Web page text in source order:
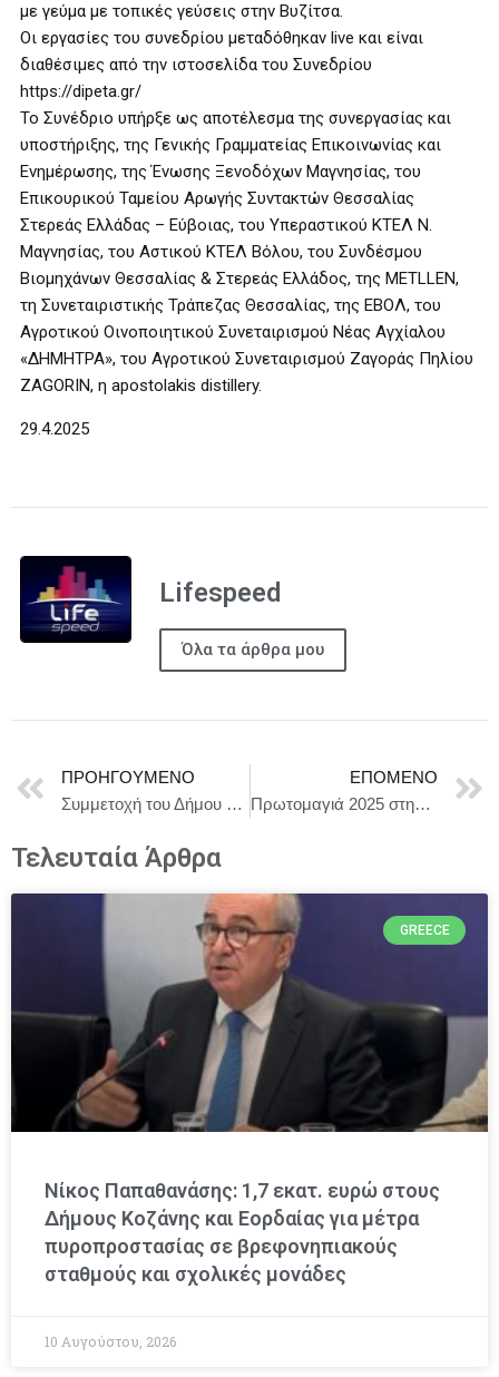
με γεύμα με τοπικές γεύσεις στην Βυζίτσα.
Oι εργασίες του συνεδρίου μεταδόθηκαν live και είναι
διαθέσιμες από την ιστοσελίδα του Συνεδρίου
https://dipeta.gr/
Το Συνέδριο υπήρξε ως αποτέλεσμα της συνεργασίας και
υποστήριξης, της Γενικής Γραμματείας Επικοινωνίας και
Ενημέρωσης, της Ένωσης Ξενοδόχων Μαγνησίας, του
Επικουρικού Ταμείου Αρωγής Συντακτών Θεσσαλίας
Στερεάς Ελλάδας – Εύβοιας, του Υπεραστικού ΚΤΕΛ Ν.
Μαγνησίας, του Αστικού ΚΤΕΛ Βόλου, του Συνδέσμου
Βιομηχάνων Θεσσαλίας & Στερεάς Ελλάδος, της METLLEN,
τη Συνεταιριστικής Τράπεζας Θεσσαλίας, της ΕΒΟΛ, του
Αγροτικού Οινοποιητικού Συνεταιρισμού Νέας Αγχίαλου
«ΔΗΜΗΤΡΑ», του Αγροτικού Συνεταιρισμού Ζαγοράς Πηλίου
ZAGORIN, η apostolakis distillery.
29.4.2025
Lifespeed
Όλα τα άρθρα μου
ΠΡΟΗΓΟΎΜΕΝΟ
Συμμετοχή του Δήμου Ηλιούπολης στην Παγκόσμια Ημέρα Ευχής 2025 του Make a Wish
ΕΠΌΜΕΝΟ
Πρωτομαγιά 2025 στην Γ’ Δημοτική Κοινότητα Θεσσαλονίκης
Τελευταία Άρθρα
GREECE
Νίκος Παπαθανάσης: 1,7 εκατ. ευρώ στους
Δήμους Κοζάνης και Εορδαίας για μέτρα
πυροπροστασίας σε βρεφονηπιακούς
σταθμούς και σχολικές μονάδες
10 Αυγούστου, 2026